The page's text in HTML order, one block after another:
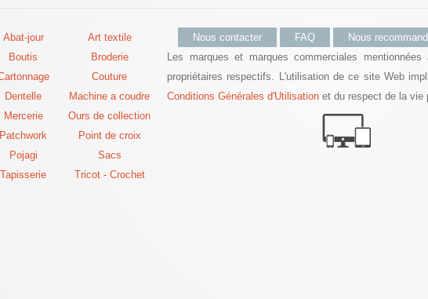
Abat-jour
Art textile
Boutis
Broderie
Couture
Dentelle
Machine a coudre
Mercerie
Ours de collection
Patchwork
Point de croix
Pojagi
Sacs
Tapisserie
Tricot - Crochet
Nous contacter FAQ Nous
Les marques et marques commerciales mentionnées
propriétaires respectifs. L'utilisation de ce site Web
Conditions Générales d'Utilisation et du respect de la vie